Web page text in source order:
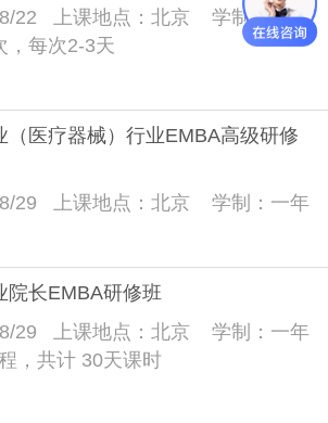
22
上课地点：北京
学制：一年
，每次2-3天
（医疗器械）行业EMBA高级研修
29
上课地点：北京
学制：一年
院长EMBA研修班
29
上课地点：北京
学制：一年
，共计 30天课时